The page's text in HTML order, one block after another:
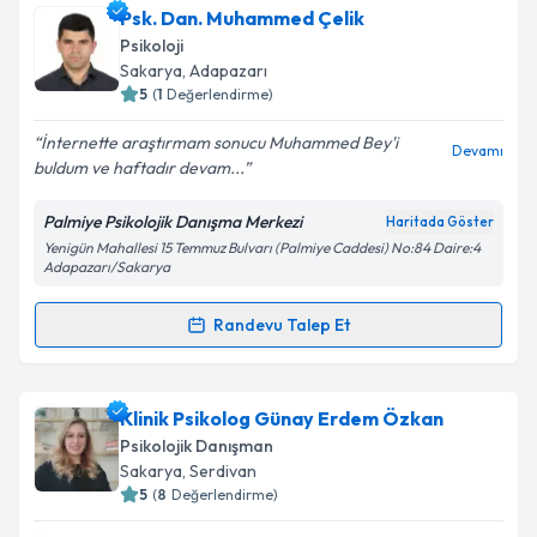
Psk. Ela İnciiçin randevu takvimi talebi oluşturun. Size
bu uzmandan randevu almanız için bir takvim
hazırlandığında e-posta ile bilgilendireceğiz.
Kişisel verilerimin işlenmesine ilişkin
Aydınlatma
Metni'ni okudum ve kişisel verilerimin belirtilen
kapsamda işlenmesini kabul ediyorum.
Takvim Talebini Gönder
Psk. Dan. Muhammed Çelik
Psikoloji
Sakarya, Adapazarı
5 (1 Değerlendirme)
İnternette araştırmam sonucu Muhammed Bey'i
buldum ve haftadır devam...
Devamı
Palmiye Psikolojik Danışma Merkezi Haritada Göster
Yenigün Mahallesi 15 Temmuz Bulvarı (Palmiye Caddesi) No:84 Daire:4
Adapazarı/Sakarya
Randevu Talep Et
Randevu Takvimi Talebi
Psk. Dan. Muhammed Çelikiçin randevu takvimi
talebi oluşturun. Size bu uzmandan randevu almanız
için bir takvim hazırlandığında e-posta ile
bilgilendireceğiz.
Klinik Psikolog Günay Erdem Özkan
Psikolojik Danışman
Sakarya, Serdivan
5 (8 Değerlendirme)